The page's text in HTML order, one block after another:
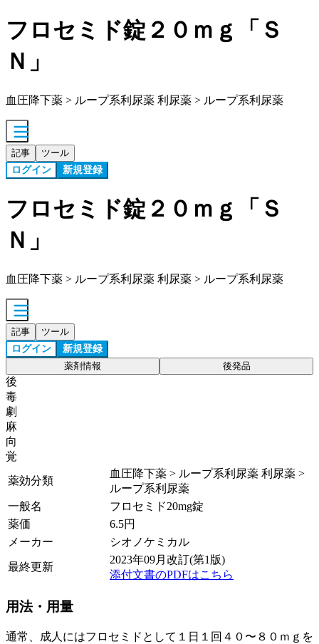
フロセミド錠２０ｍｇ「Ｓ
Ｎ」
血圧降下薬 > ループ系利尿薬 利尿薬 > ループ系利尿薬
記事 ツール
ログイン 新規登録
フロセミド錠２０ｍｇ「Ｓ
Ｎ」
血圧降下薬 > ループ系利尿薬 利尿薬 > ループ系利尿薬
記事 ツール
ログイン 新規登録
薬剤情報 後発品
後
毒
劇
麻
向
覚
薬効分類
血圧降下薬 > ループ系利尿薬 利尿薬 >
ループ系利尿薬
一般名
フロセミド20mg錠
薬価
6.5円
メーカー
シオノケミカル
最終更新
2023年09月改訂(第1版)
添付文書のPDFはこちら
用法・用量
通常、成人にはフロセミドとして１日１回４０〜８０ｍｇを